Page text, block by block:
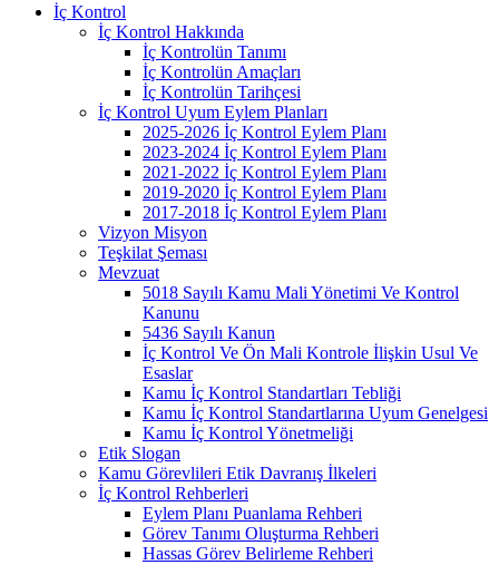
İç Kontrol
İç Kontrol Hakkında
İç Kontrolün Tanımı
İç Kontrolün Amaçları
İç Kontrolün Tarihçesi
İç Kontrol Uyum Eylem Planları
2025-2026 İç Kontrol Eylem Planı
2023-2024 İç Kontrol Eylem Planı
2021-2022 İç Kontrol Eylem Planı
2019-2020 İç Kontrol Eylem Planı
2017-2018 İç Kontrol Eylem Planı
Vizyon Misyon
Teşkilat Şeması
Mevzuat
5018 Sayılı Kamu Mali Yönetimi Ve Kontrol
Kanunu
5436 Sayılı Kanun
İç Kontrol Ve Ön Mali Kontrole İlişkin Usul Ve
Esaslar
Kamu İç Kontrol Standartları Tebliği
Kamu İç Kontrol Standartlarına Uyum Genelgesi
Kamu İç Kontrol Yönetmeliği
Etik Slogan
Kamu Görevlileri Etik Davranış İlkeleri
İç Kontrol Rehberleri
Eylem Planı Puanlama Rehberi
Görev Tanımı Oluşturma Rehberi
Hassas Görev Belirleme Rehberi